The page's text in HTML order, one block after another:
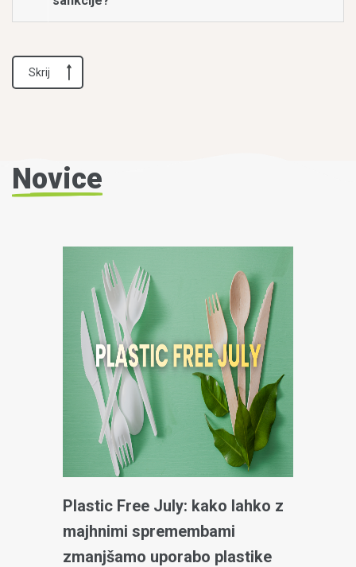
Skrij
Novice
Plastic Free July: kako lahko z
majhnimi spremembami
zmanjšamo uporabo plastike